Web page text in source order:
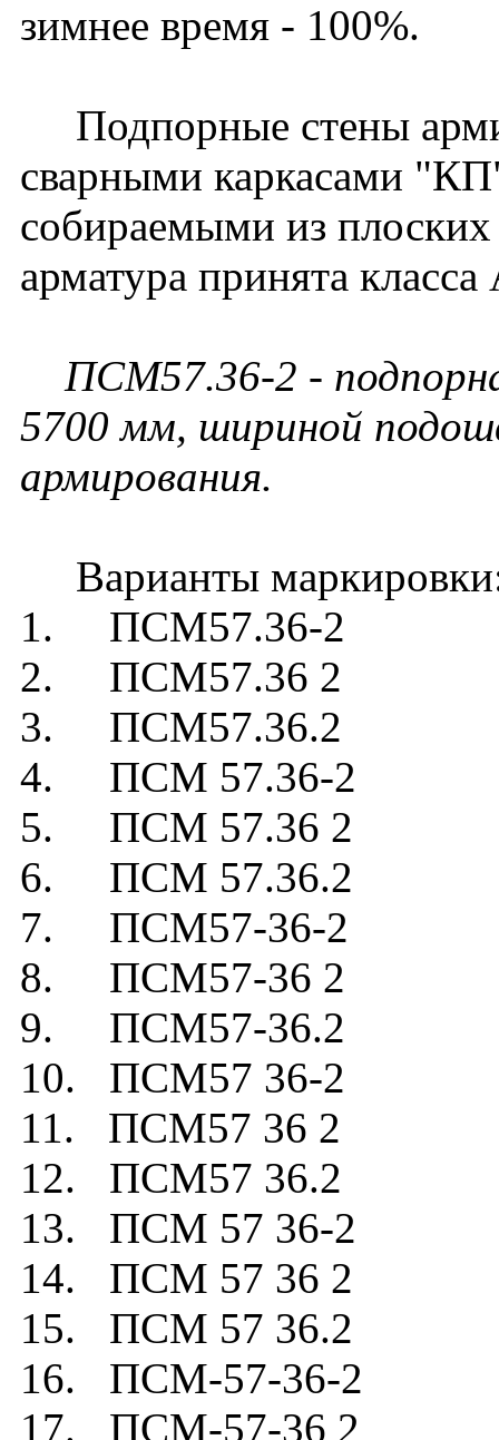
зимнее время - 100%.
Подпорные стены
сварными каркасами
собираемыми из
арматура принята
ПСМ57.36-2 -
5700 мм, шириной
армирования.
Варианты
1. ПСМ57.36-2
2. ПСМ57.36 2
3. ПСМ57.36.2
4. ПСМ 57.36-2
5. ПСМ 57.36 2
6. ПСМ 57.36.2
7. ПСМ57-36-2
8. ПСМ57-36 2
9. ПСМ57-36.2
10. ПСМ57 36-2
11. ПСМ57 36 2
12. ПСМ57 36.2
13. ПСМ 57 36-2
14. ПСМ 57 36 2
15. ПСМ 57 36.2
16. ПСМ-57-36-2
17. ПСМ-57-36 2